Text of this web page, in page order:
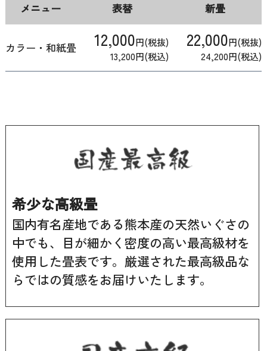
メニュー 表替 新畳
カラー・和紙畳 12,000円(税抜)
13,200円(税込)
22,000円(税抜)
24,200円(税込)
希少な高級畳
国内有名産地である熊本産の天然いぐさの
中でも、目が細かく密度の高い最高級材を
使用した畳表です。厳選された最高級品な
らではの質感をお届けいたします。